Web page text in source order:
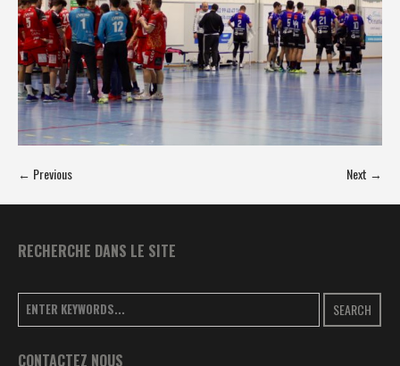
← Previous Next →
RECHERCHE DANS LE SITE
SEARCH
CONTACTEZ NOUS